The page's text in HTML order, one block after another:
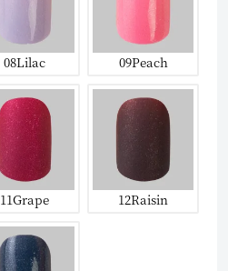
08Lilac 09Peach
11Grape 12Raisin